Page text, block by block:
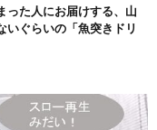
った人にお届けする、山
いぐらいの「魚突きドリ